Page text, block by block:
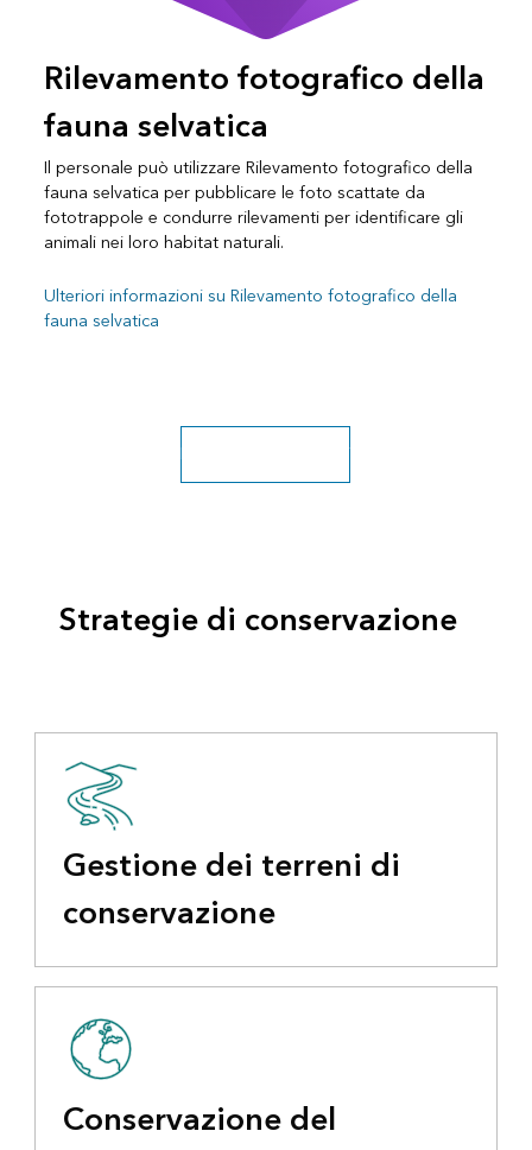
Rilevamento fotografico della
fauna selvatica
Il personale può utilizzare Rilevamento fotografico della
fauna selvatica per pubblicare le foto scattate da
fototrappole e condurre rilevamenti per identificare gli
animali nei loro habitat naturali.
Ulteriori informazioni su Rilevamento fotografico della
fauna selvatica
Esplora altre soluzioni
Strategie di conservazione
Gestione dei terreni di
conservazione
Conservazione del